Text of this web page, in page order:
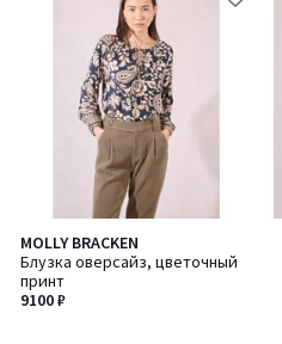
MOLLY BRACKEN
Блузка оверсайз, цветочный
принт
9100 ₽